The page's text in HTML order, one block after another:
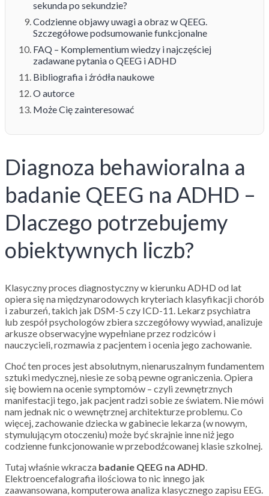
sekunda po sekundzie?
Codzienne objawy uwagi a obraz w QEEG.
Szczegółowe podsumowanie funkcjonalne
FAQ – Komplementium wiedzy i najczęściej
zadawane pytania o QEEG i ADHD
Bibliografia i źródła naukowe
O autorce
Może Cię zainteresować
Diagnoza behawioralna a
badanie QEEG na ADHD –
Dlaczego potrzebujemy
obiektywnych liczb?
Klasyczny proces diagnostyczny w kierunku ADHD od lat
opiera się na międzynarodowych kryteriach klasyfikacji chorób
i zaburzeń, takich jak DSM-5 czy ICD-11. Lekarz psychiatra
lub zespół psychologów zbiera szczegółowy wywiad, analizuje
arkusze obserwacyjne wypełniane przez rodziców i
nauczycieli, rozmawia z pacjentem i ocenia jego zachowanie.
Choć ten proces jest absolutnym, nienaruszalnym fundamentem
sztuki medycznej, niesie ze sobą pewne ograniczenia. Opiera
się bowiem na ocenie symptomów – czyli zewnętrznych
manifestacji tego, jak pacjent radzi sobie ze światem. Nie mówi
nam jednak nic o wewnętrznej architekturze problemu. Co
więcej, zachowanie dziecka w gabinecie lekarza (w nowym,
stymulującym otoczeniu) może być skrajnie inne niż jego
codzienne funkcjonowanie w przebodźcowanej klasie szkolnej.
Tutaj właśnie wkracza badanie QEEG na ADHD.
Elektroencefalografia ilościowa to nic innego jak
zaawansowana, komputerowa analiza klasycznego zapisu EEG.